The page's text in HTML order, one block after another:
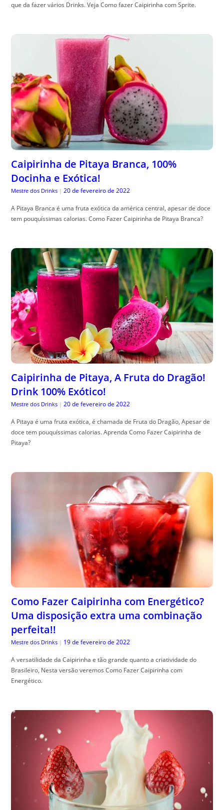
que da fazer vários Drinks. Veja Como fazer Caipirinha com Sprite.
Caipirinha de Pitaya Branca, 100%
Docinha e Exótica!
Mestre dos Drinks | 20 de fevereiro de 2022
A Pitaya Branca é uma fruta exótica da américa central, apesar de doce
tem pouquíssimas calorias. Como Fazer Caipirinha de Pitaya Branca?
Caipirinha de Pitaya, A Fruta do Dragão!
Drink 100% Exótico!
Mestre dos Drinks | 20 de fevereiro de 2022
A Pitaya é uma fruta exótica, é chamada de Fruta do Dragão, Apesar de
doce tem pouquíssimas calorias. Aprenda Como Fazer Caipirinha de
Pitaya?
Como Fazer Caipirinha com Energético?
Uma disposição extra uma combinação
perfeita!!
Mestre dos Drinks | 19 de fevereiro de 2022
A versatilidade da Caipirinha e tão grande quanto a criatividade do
Brasileiro, Nesta versão veremos Como Fazer Caipirinha com
Energético.